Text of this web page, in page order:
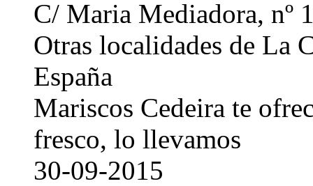
C/ Maria Mediadora, nº
Otras localidades de La
España
Mariscos Cedeira te
fresco, lo llevamos
30-09-2015